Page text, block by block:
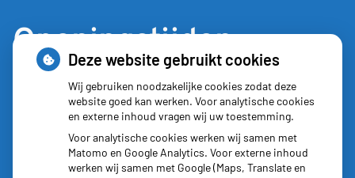
Openingstijden
8:30 - 17:30
8:30 - 17:30
Woensdag:
8:30 - 17:30
Donderdag:
8:30 - 17:30
8:30 - 17:30
Deze website gebruikt cookies
Wij gebruiken noodzakelijke cookies zodat deze
website goed kan werken. Voor analytische cookies
en externe inhoud vragen wij uw toestemming.
Voor analytische cookies werken wij samen met
Matomo en Google Analytics. Voor externe inhoud
werken wij samen met Google (Maps, Translate en